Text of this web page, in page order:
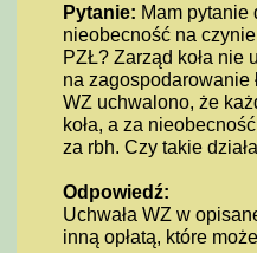
Pytanie: Mam pytanie
nieobecność na
PZŁ? Zarząd koła nie
na zagospodarowanie
WZ uchwalono, że
koła, a za
za rbh. Czy takie
Odpowiedź:
Uchwała WZ w
inną opłatą, które